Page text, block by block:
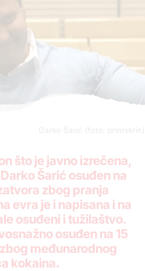
Darko Šarić (foto: printskrin)
što je javno izrečena,
Šarić osuđen na
zbog pranja
evra je i napisana i na
osuđeni i tužilaštvo.
osuđen na 15
međunarodnog
kokaina.